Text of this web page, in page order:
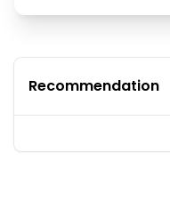
Recommendation